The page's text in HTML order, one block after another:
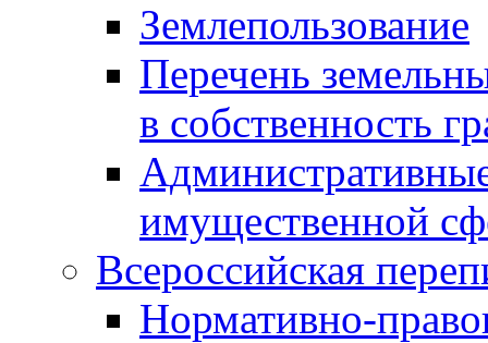
Землепользование
Перечень
в собственность
имущественной
Всероссийская
Нормативно-